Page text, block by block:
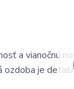
a vianočnú
ozdoba je